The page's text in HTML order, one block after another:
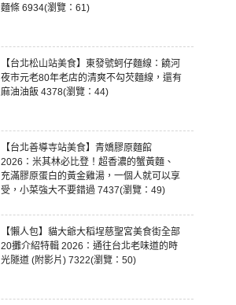
麵條 6934(瀏覽：61)
【台北松山站美食】東發號蚵仔麵線：饒河
夜市元老80年老店的清爽不勾芡麵線，還有
麻油油飯 4378(瀏覽：44)
【台北善導寺站美食】青嬌膠原麵館
2026：米其林必比登！超香濃的蟹黃麵、
充滿膠原蛋白的黃金雞湯，一個人就可以享
受，小菜強大不要錯過 7437(瀏覽：49)
【懶人包】貓大爺大稻埕慈聖宮美食街全部
20攤介紹特輯 2026：通往台北老味道的時
光隧道 (附影片) 7322(瀏覽：50)